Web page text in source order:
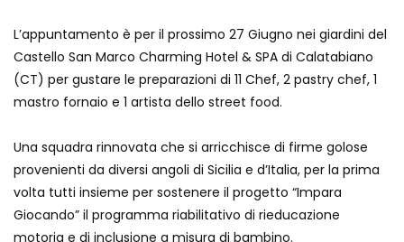
L’appuntamento è per il prossimo 27 Giugno nei giardini del
Castello San Marco Charming Hotel & SPA di Calatabiano
(CT) per gustare le preparazioni di 11 Chef, 2 pastry chef, 1
mastro fornaio e 1 artista dello street food.
Una squadra rinnovata che si arricchisce di firme golose
provenienti da diversi angoli di Sicilia e d’Italia, per la prima
volta tutti insieme per sostenere il progetto “Impara
Giocando” il programma riabilitativo di rieducazione
motoria e di inclusione a misura di bambino.